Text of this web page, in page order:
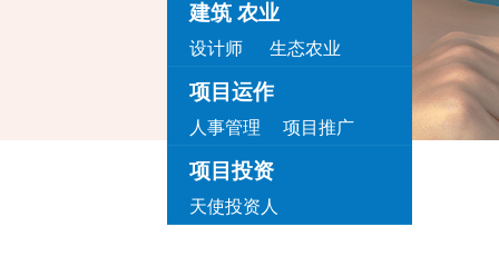
建筑 农业
设计师 生态农业
项目运作
人事管理 项目推广
项目投资
天使投资人